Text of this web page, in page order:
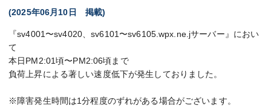
(2025年06月10日 掲載)
『sv4001〜sv4020、sv6101〜sv6105.wpx.ne.jサーバー』におい
て
本日PM2:01頃〜PM2:06頃まで
負荷上昇による著しい速度低下が発生しておりました。
※障害発生時間は1分程度のずれがある場合がございます。